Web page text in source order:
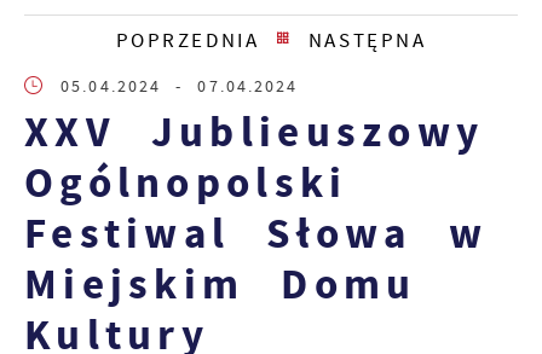
POPRZEDNIA NASTĘPNA
05.04.2024 - 07.04.2024
XXV Jublieuszowy
Ogólnopolski
Festiwal Słowa w
Miejskim Domu
Kultury